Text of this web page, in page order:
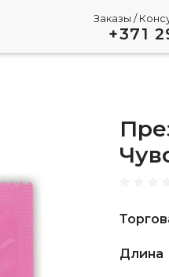
Заказы /
+371
Длина